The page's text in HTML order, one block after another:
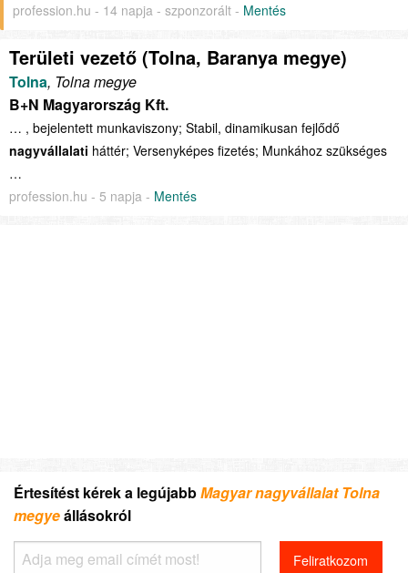
profession.hu - 14 napja - szponzorált - Mentés
Területi vezető (Tolna, Baranya megye)
Tolna, Tolna megye
B+N Magyarország Kft.
… , bejelentett munkaviszony; Stabil, dinamikusan fejlődő
nagyvállalati háttér; Versenyképes fizetés; Munkához szükséges
…
profession.hu - 5 napja - Mentés
Értesítést kérek a legújabbMagyar nagyvállalat Tolna
megyeállásokról